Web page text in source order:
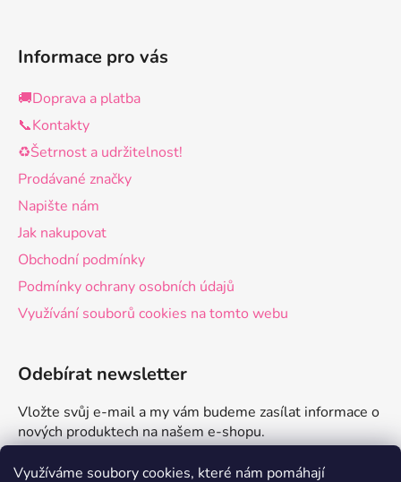
Využíváme soubory cookies, které nám pomáhají
Informace pro vás
🚚Doprava a platba
📞Kontakty
♻️Šetrnost a udržitelnost!
Prodávané značky
Napište nám
Jak nakupovat
Obchodní podmínky
Podmínky ochrany osobních údajů
Využívání souborů cookies na tomto webu
Odebírat newsletter
Vložte svůj e-mail a my vám budeme zasílat informace o
nových produktech na našem e-shopu.
E-mail